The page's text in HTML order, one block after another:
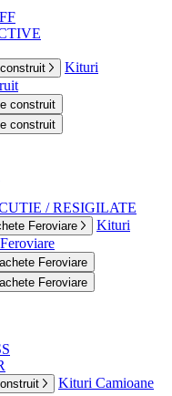
Kituri
construit
construit
/ RESIGILATE
Feroviare
Kituri
Feroviare
Feroviare
Kituri Camioane